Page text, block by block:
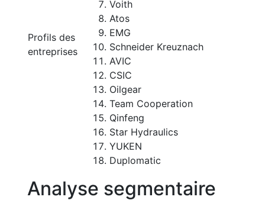
Profils des
entreprises
Voith
Atos
EMG
Schneider Kreuznach
AVIC
CSIC
Oilgear
Team Cooperation
Qinfeng
Star Hydraulics
YUKEN
Duplomatic
Analyse segmentaire